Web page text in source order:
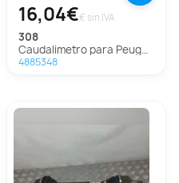
16,04€€ sin IVA
308
Caudalimetro para Peugeot 308
4885348